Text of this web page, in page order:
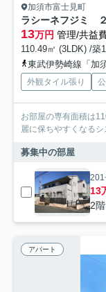
加須市富士見町
ラシーネフジミ
13万円 管理/共益
110.49㎡ (3LDK) /築
東武伊勢崎線「加
外観タイル張り
お部屋の専有面積は
麗に保ちやすくなる
募集中の部屋
201
13
2
アパート